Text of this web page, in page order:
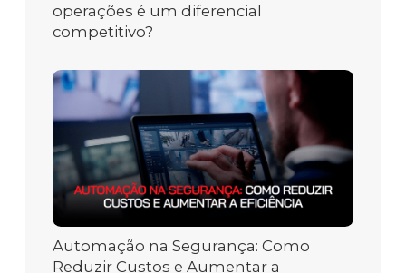
operações é um diferencial
competitivo?
Automação na Segurança: Como
Reduzir Custos e Aumentar a